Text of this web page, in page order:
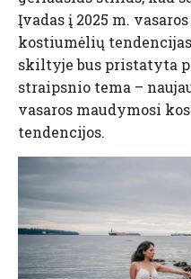
Įvadas į 2025 m.
kostiumėlių tendencijas
skiltyje bus pristatyta
straipsnio tema –
vasaros maudymosi
tendencijos.